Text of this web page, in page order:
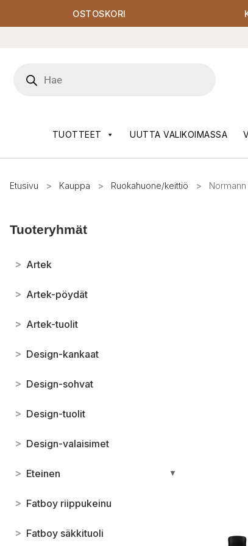
OSTOSKORI
search
TUOTTEET UUTTA VALIKOIMASSA
Etusivu > Kauppa > Ruokahuone/keittiö >
Tuoteryhmät
> Artek
> Artek-pöydät
> Artek-tuolit
> Design-kankaat
> Design-sohvat
> Design-tuolit
> Design-valaisimet
> Eteinen ▼
> Fatboy riippukeinu
> Fatboy säkkituoli